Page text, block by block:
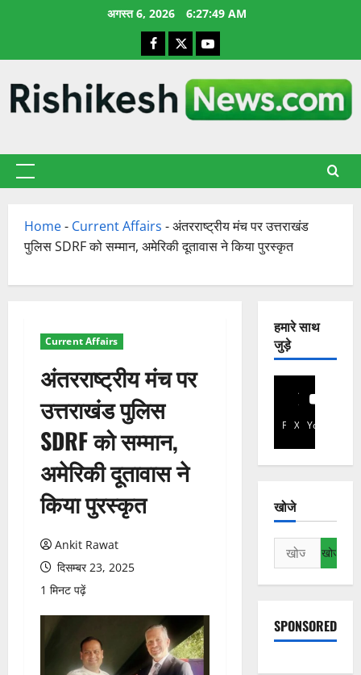
अगस्त 6, 2026 6:27:50 AM
Facebook
X YouTube
प्राथमिक
Home- Current Affairs -अंतरराष्ट्रीय मंच पर उत्तराखंड
पुलिस SDRF को सम्मान, अमेरिकी दूतावास ने किया पुरस्कृत
Current Affairs
अंतरराष्ट्रीय मंच पर
उत्तराखंड पुलिस
SDRF को सम्मान,
अमेरिकी दूतावास ने
किया पुरस्कृत
Ankit Rawat
दिसम्बर 23, 2025
1 मिनट पढ़ें
हमारे साथ
जुड़े
Facebook
X YouTube
खोजे
निम्न
को
खोजें:
SPONSORED